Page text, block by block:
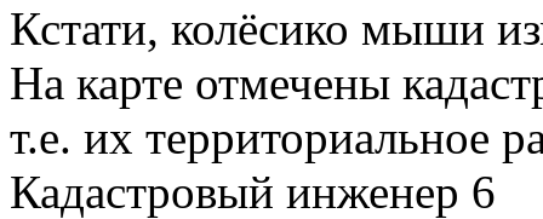
Кстати, колёсико мыши
На карте отмечены
т.е. их территориальное
Кадастровый инженер 6